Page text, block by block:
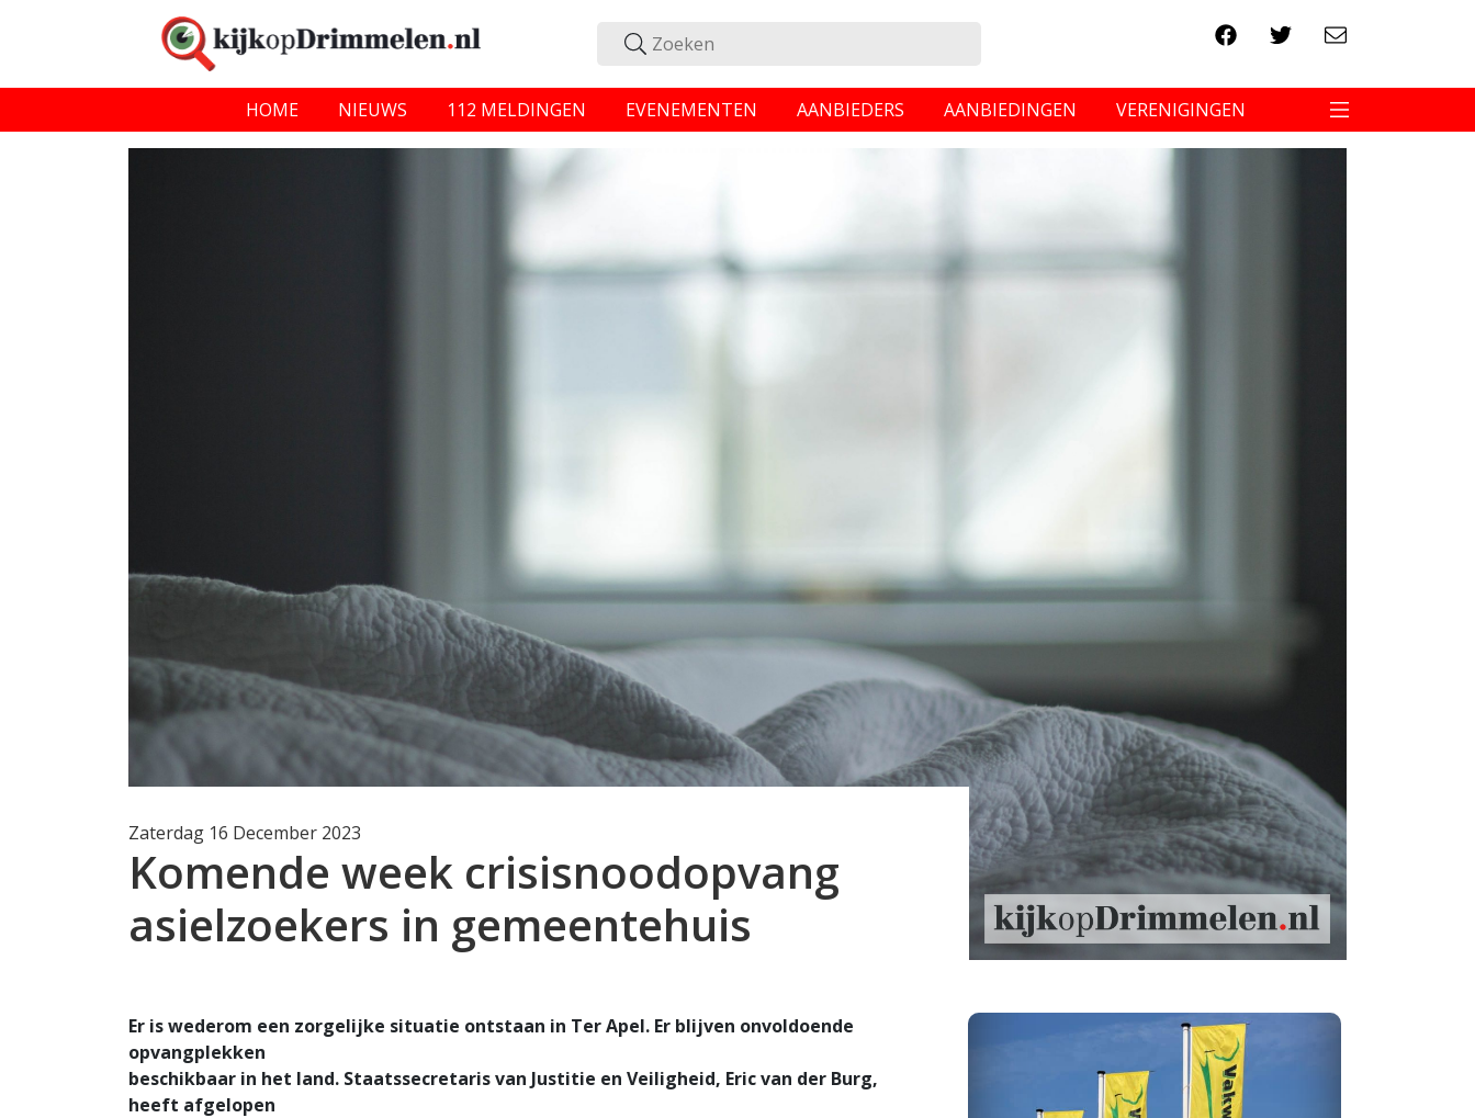
HOME NIEUWS 112 MELDINGEN EVENEMENTEN AANBIEDERS AANBIEDINGEN VERENIGINGEN
Zaterdag 16 December 2023
Komende week crisisnoodopvang
asielzoekers in gemeentehuis
Er is wederom een zorgelijke situatie ontstaan in Ter Apel. Er blijven onvoldoende
opvangplekken
beschikbaar in het land. Staatssecretaris van Justitie en Veiligheid, Eric van der Burg,
heeft afgelopen